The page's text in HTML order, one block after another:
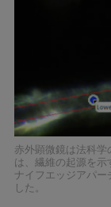
赤外顕微鏡は法科
は、繊維の起源を示
ナイフエッジアパー
した。